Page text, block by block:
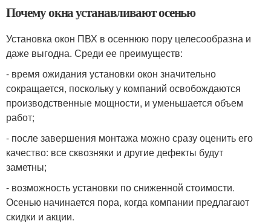
Почему окна устанавливают осенью
Установка окон ПВХ в осеннюю пору целесообразна и
даже выгодна. Среди ее преимуществ:
- время ожидания установки окон значительно
сокращается, поскольку у компаний освобождаются
производственные мощности, и уменьшается объем
работ;
- после завершения монтажа можно сразу оценить его
качество: все сквозняки и другие дефекты будут
заметны;
- возможность установки по сниженной стоимости.
Осенью начинается пора, когда компании предлагают
скидки и акции.